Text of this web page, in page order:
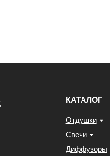
Договор Оферты